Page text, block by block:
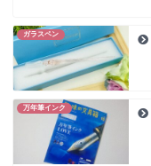
ガラスペン
万年筆インク